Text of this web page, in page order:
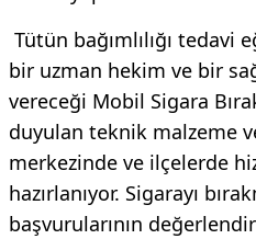
Tütün bağımlılığı tedavi
bir uzman hekim ve bir
vereceği Mobil Sigara
duyulan teknik malzeme
merkezinde ve ilçelerde
hazırlanıyor. Sigarayı
başvurularının